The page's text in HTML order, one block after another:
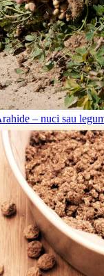
– nuci sau